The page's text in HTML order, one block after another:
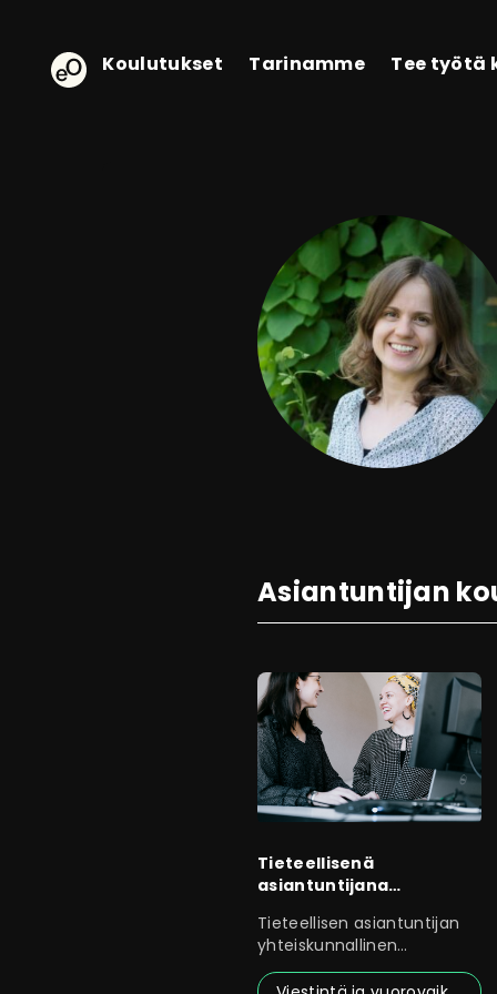
eOppiva - Etusivulle
Koulutukset Tarinamme Tee työtä
Asiantuntijan
Tieteellisenä
asiantuntijana
päätöksenteossa
Tieteellisen asiantuntijan
yhteiskunnallinen
vaikuttavuus perustuu